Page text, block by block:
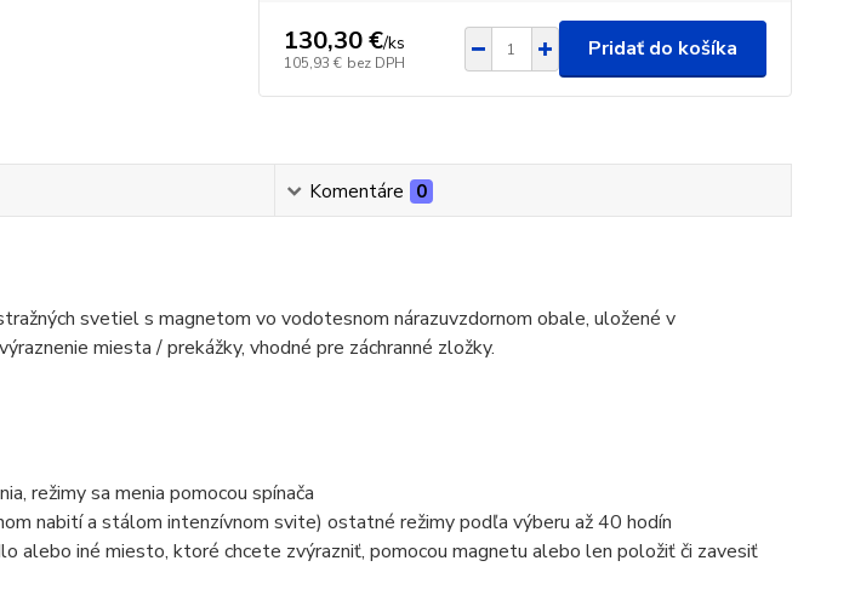
130,30 €/ks
105,93 € bez DPH
Pridať do košíka
Komentáre 0
svetiel s magnetom vo vodotesnom nárazuvzdornom obale, uložené v
miesta / prekážky, vhodné pre záchranné zložky.
režimy sa menia pomocou spínača
nabití a stálom intenzívnom svite) ostatné režimy podľa výberu až 40 hodín
iné miesto, ktoré chcete zvýrazniť, pomocou magnetu alebo len položiť či zavesiť